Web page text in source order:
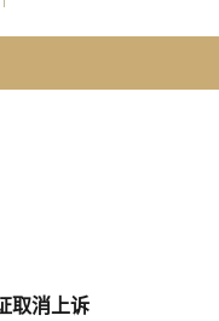
取消上诉